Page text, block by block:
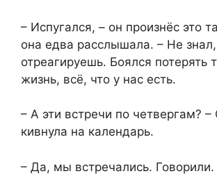
– Испугался, – он произнёс это
она едва расслышала. – Не
отреагируешь. Боялся потерять
жизнь, всё, что у нас есть.
– А эти встречи по четвергам? –
кивнула на календарь.
– Да, мы встречались.